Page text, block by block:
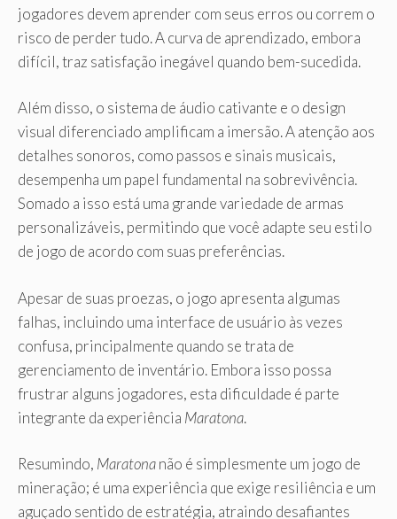
jogadores devem aprender com seus erros ou correm o
risco de perder tudo. A curva de aprendizado, embora
difícil, traz satisfação inegável quando bem-sucedida.
Além disso, o sistema de áudio cativante e o design
visual diferenciado amplificam a imersão. A atenção aos
detalhes sonoros, como passos e sinais musicais,
desempenha um papel fundamental na sobrevivência.
Somado a isso está uma grande variedade de armas
personalizáveis, permitindo que você adapte seu estilo
de jogo de acordo com suas preferências.
Apesar de suas proezas, o jogo apresenta algumas
falhas, incluindo uma interface de usuário às vezes
confusa, principalmente quando se trata de
gerenciamento de inventário. Embora isso possa
frustrar alguns jogadores, esta dificuldade é parte
integrante da experiência Maratona.
Resumindo, Maratonanão é simplesmente um jogo de
mineração; é uma experiência que exige resiliência e um
aguçado sentido de estratégia, atraindo desafiantes